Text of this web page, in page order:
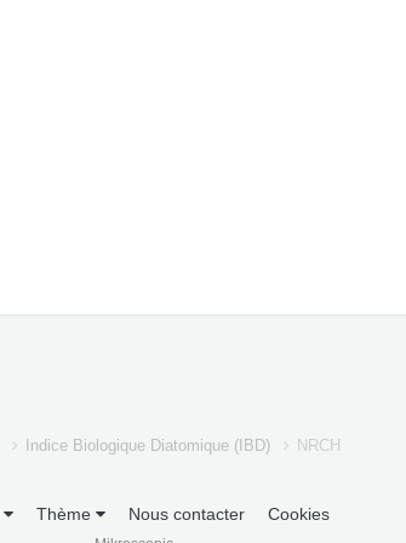
Indice Biologique Diatomique (IBD) NRCH
Thème Nous contacter Cookies